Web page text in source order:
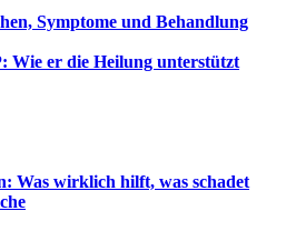
Symptome und Behandlung
Wie er die Heilung unterstützt
Was wirklich hilft, was schadet